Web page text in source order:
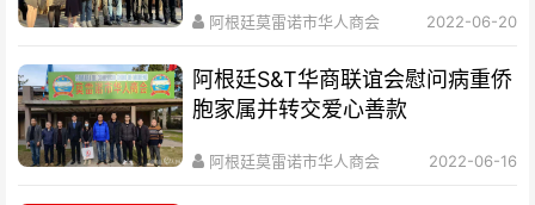
阿根廷莫雷诺市华人商会 2022-06-20
阿根廷S&T华商联谊会慰问病重侨
胞家属并转交爱心善款
阿根廷莫雷诺市华人商会 2022-06-16